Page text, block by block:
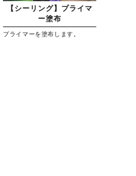
【シーリング】プライマ
ー塗布
プライマーを塗布します。